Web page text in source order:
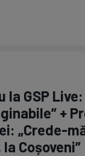
la GSP
+
„Crede-
Coșoveni”